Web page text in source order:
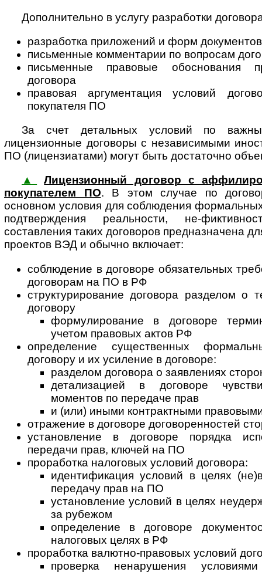
Дополнительно в услугу разработки
разработка приложений и форм документов
письменные комментарии по вопросам
письменные правовые обоснования
договора
правовая аргументация условий
покупателя ПО
За счет детальных условий по
лицензионные договоры с независимыми
ПО (лицензиатами) могут быть достаточно
▲
Лицензионный договор с
покупателем ПО. В этом случае по
основном условия для соблюдения
под­твер­ж­де­ния реальности, не-
составления таких договоров предназначена
проектов ВЭД и обычно включает:
соблюдение в договоре обязательных
договорам на ПО в РФ
структурирование договора разделом о
договору
формулирование в договоре
учетом правовых актов РФ
определение существенных
договору и их усиление в договоре:
разделом договора о заявлениях
детализацией в договоре
моментов по передаче прав
и (или) иными контрактными
отражение в договоре договоренностей
установление в договоре порядка
передачи прав, ключей на ПО
проработка налоговых условий договора:
идентификация условий в целях
передачу прав на ПО
установление условий в целях
за рубежом
определение в договоре
налоговых целях в РФ
проработка валютно-правовых условий
проверка ненарушения